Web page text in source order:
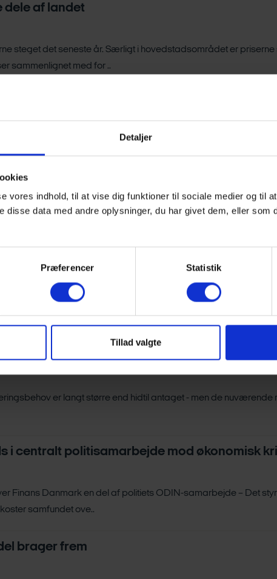
Detaljer
vores indhold, til at vise dig funktioner til sociale medier og til
disse data med andre oplysninger, du har givet dem, eller som
Præferencer Statistik
Tillad valgte
dele af landet
steget det seneste år. Særligt i hovedstadsområdet er
sammenlignet med for ..
forgyldt igen i maj
positive afkast i stort set alle kategorier af danske
løftet til nye hø..
låneomlægninger driver udviklingen
statistikken for lånetilbud for maj 2026.
Nord- og Østsjælland
for boligmarkedet for maj 2025.
– bankerne er en afgørende del af
er langt større end hidtil antaget - men de
i centralt politisamarbejde mod økonomisk
Finans Danmark en del af politiets ODIN-samarbejde – Det
samfundet ove..
brager frem